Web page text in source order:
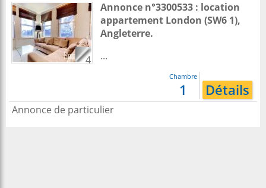
4
Annonce n°3300533 : location
appartement London (SW6 1),
Angleterre.
...
Chambre
1 Détails
Annonce de particulier